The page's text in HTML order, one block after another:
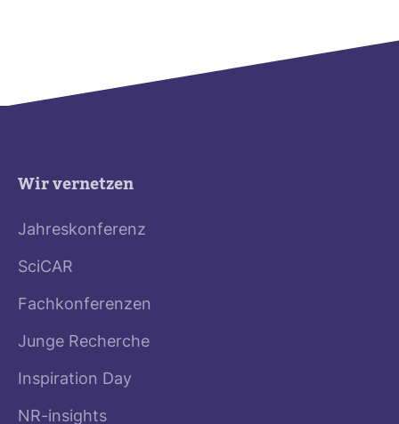
Wir vernetzen
Jahreskonferenz
SciCAR
Fachkonferenzen
Junge Recherche
Inspiration Day
NR-insights